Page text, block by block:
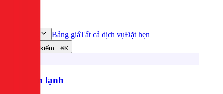
Bảng giáTất cả dịch vụĐặt hẹn
Tìm kiếm...⌘K
Điện lạnh